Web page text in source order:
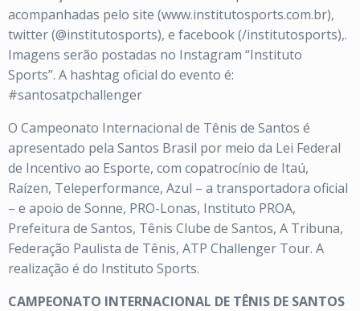
acompanhadas pelo site (www.institutosports.com.br),
twitter (@institutosports), e facebook (/institutosports),.
Imagens serão postadas no Instagram “Instituto
Sports”. A hashtag oficial do evento é:
#santosatpchallenger
O Campeonato Internacional de Tênis de Santos é
apresentado pela Santos Brasil por meio da Lei Federal
de Incentivo ao Esporte, com copatrocínio de Itaú,
Raízen, Teleperformance, Azul – a transportadora oficial
– e apoio de Sonne, PRO-Lonas, Instituto PROA,
Prefeitura de Santos, Tênis Clube de Santos, A Tribuna,
Federação Paulista de Tênis, ATP Challenger Tour. A
realização é do Instituto Sports.
CAMPEONATO INTERNACIONAL DE TÊNIS DE SANTOS